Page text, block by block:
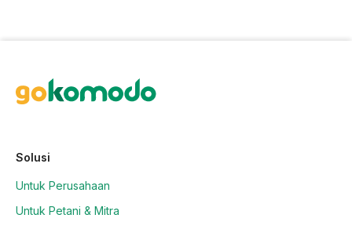
Solusi
Untuk Perusahaan
Untuk Petani & Mitra